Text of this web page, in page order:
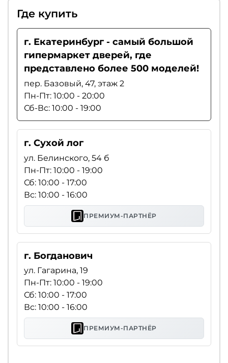
Где купить
г. Екатеринбург - самый большой
гипермаркет дверей, где
представлено более 500 моделей!
пер. Базовый, 47, этаж 2
Пн-Пт: 10:00 - 20:00
Сб-Вс: 10:00 - 19:00
г. Сухой лог
ул. Белинского, 54 б
Пн-Пт: 10:00 - 19:00
Сб: 10:00 - 17:00
Вс: 10:00 - 16:00
ПРЕМИУМ-ПАРТНЁР
г. Богданович
ул. Гагарина, 19
Пн-Пт: 10:00 - 19:00
Сб: 10:00 - 17:00
Вс: 10:00 - 16:00
ПРЕМИУМ-ПАРТНЁР